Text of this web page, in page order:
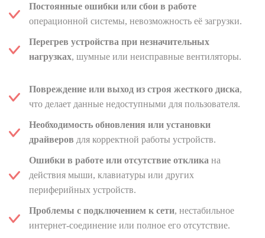
Постоянные ошибки или сбои в работе
операционной системы, невозможность её загрузки.
Перегрев устройства при незначительных
нагрузках, шумные или неисправные вентиляторы.
Повреждение или выход из строя жесткого диска,
что делает данные недоступными для пользователя.
Необходимость обновления или установки
драйверов для корректной работы устройств.
Ошибки в работе или отсутствие отклика на
действия мыши, клавиатуры или других
периферийных устройств.
Проблемы с подключением к сети, нестабильное
интернет-соединение или полное его отсутствие.